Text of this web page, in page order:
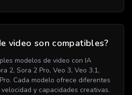
video son compatibles?
modelos de video con IA
2, Sora 2 Pro, Veo 3, Veo 3.1,
Cada modelo ofrece diferentes
y capacidades creativas.